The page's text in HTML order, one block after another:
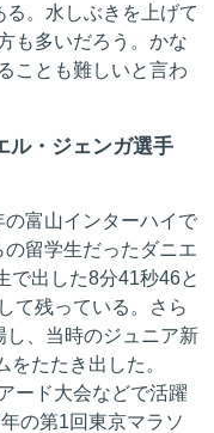
。水しぶきを上げて
も多いだろう。かな
ことも難しいと言わ
ル・ジェンガ選手
富山インターハイで
留学生だったダニエ
で出した8分41秒46と
て残っている。さら
、当時のジュニア新
たたき出した。
ード大会などで活躍
の第1回東京マラソ